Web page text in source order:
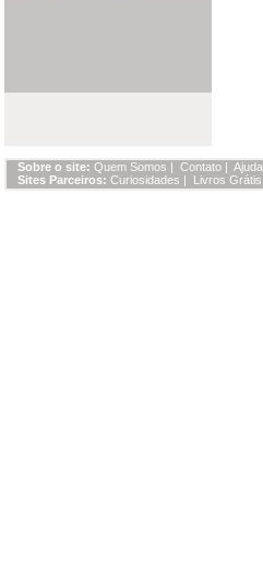
Sobre o site: Quem Somos | Contato | Ajuda
Sites Parceiros: Curiosidades | Livros Grátis